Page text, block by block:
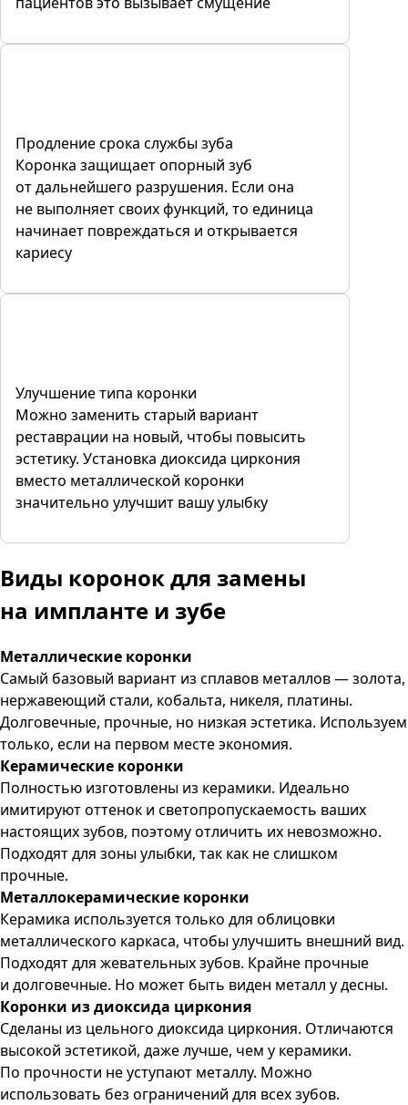
Продление срока службы зуба
Коронка защищает опорный зуб
от дальнейшего разрушения. Если она
не выполняет своих функций, то единица
начинает повреждаться и открывается
кариесу
Улучшение типа коронки
Можно заменить старый вариант
реставрации на новый, чтобы повысить
эстетику. Установка диоксида циркония
вместо металлической коронки
значительно улучшит вашу улыбку
Виды коронок для замены
на импланте и зубе
Металлические коронки
Самый базовый вариант из сплавов металлов — золота,
нержавеющий стали, кобальта, никеля, платины.
Долговечные, прочные, но низкая эстетика. Используем
только, если на первом месте экономия.
Керамические коронки
Полностью изготовлены из керамики. Идеально
имитируют оттенок и светопропускаемость ваших
настоящих зубов, поэтому отличить их невозможно.
Подходят для зоны улыбки, так как не слишком
прочные.
Металлокерамические коронки
Керамика используется только для облицовки
металлического каркаса, чтобы улучшить внешний вид.
Подходят для жевательных зубов. Крайне прочные
и долговечные. Но может быть виден металл у десны.
Коронки из диоксида циркония
Сделаны из цельного диоксида циркония. Отличаются
высокой эстетикой, даже лучше, чем у керамики.
По прочности не уступают металлу. Можно
использовать без ограничений для всех зубов.